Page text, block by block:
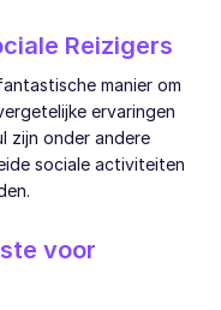
Reizigers
manier om
ervaringen
zijn onder andere
sociale activiteiten
voor